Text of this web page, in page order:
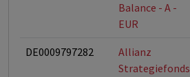
Balance - A -
EUR
DE0009797282
Allianz
Strategiefonds